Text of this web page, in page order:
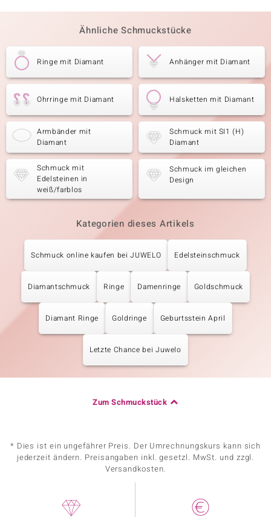
Ähnliche Schmuckstücke
Ringe mit Diamant Anhänger mit Diamant
Ohrringe mit Diamant Halsketten mit Diamant
Armbänder mit
Diamant
Schmuck mit SI1 (H)
Diamant
Schmuck mit
Edelsteinen in
weiß/farblos
Schmuck im gleichen
Design
Kategorien dieses Artikels
Schmuck online kaufen bei JUWELO Edelsteinschmuck
Diamantschmuck Ringe Damenringe Goldschmuck
Diamant Ringe Goldringe Geburtsstein April
Letzte Chance bei Juwelo
Zum Schmuckstück
* Dies ist ein ungefährer Preis. Der Umrechnungskurs kann sich
jederzeit ändern. Preisangaben inkl. gesetzl. MwSt. und zzgl.
Versandkosten.